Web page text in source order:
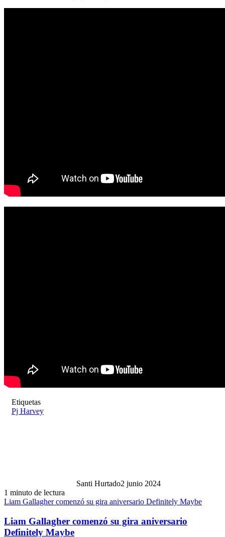
Etiquetas
Pj Harvey
Santi Hurtado2 junio 2024
1 minuto de lectura
Liam Gallagher comenzó su gira aniversario Definitely Maybe
Liam Gallagher comenzó su gira aniversario
Definitely Maybe